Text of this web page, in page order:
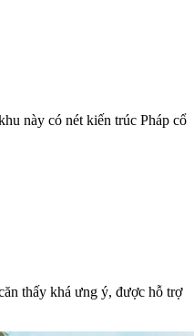
này có nét kiến trúc Pháp cổ
thấy khá ưng ý, được hỗ trợ